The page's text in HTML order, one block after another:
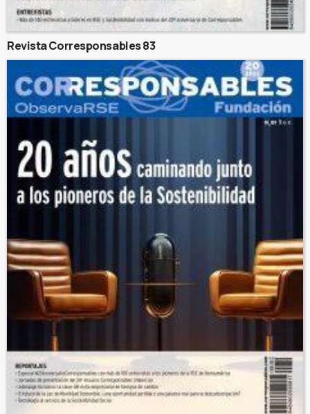
Revista Corresponsables 83